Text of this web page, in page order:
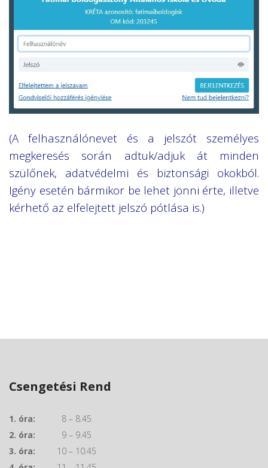
(A felhasználónevet és a jelszót személyes
megkeresés során adtuk/adjuk át minden
szülőnek, adatvédelmi és biztonsági okokból.
Igény esetén bármikor be lehet jönni érte, illetve
kérhető az elfelejtett jelszó pótlása is.)
Csengetési Rend
1. óra: 8 – 8.45
2. óra: 9 – 9.45
3. óra: 10 – 10.45